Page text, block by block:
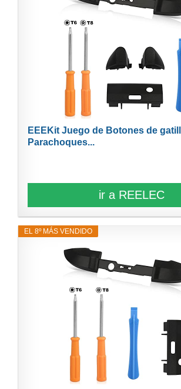
EEEKit Juego de Botones de
Parachoques...
ir a REELEC
EL 8º MÁS VENDIDO